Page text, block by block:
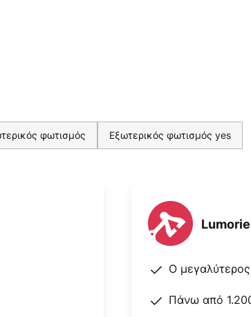
φωτισμός Εξωτερικός φωτισμός yes
Ο
Πάνω από